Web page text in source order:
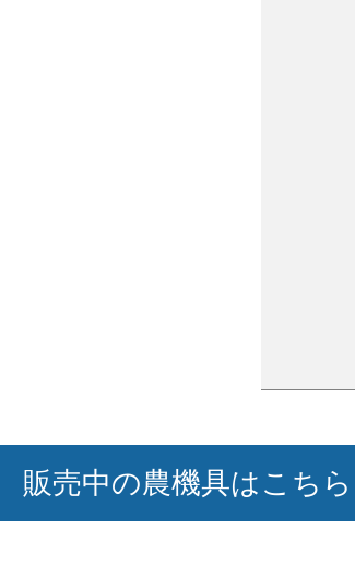
販売中の農機具はこちら